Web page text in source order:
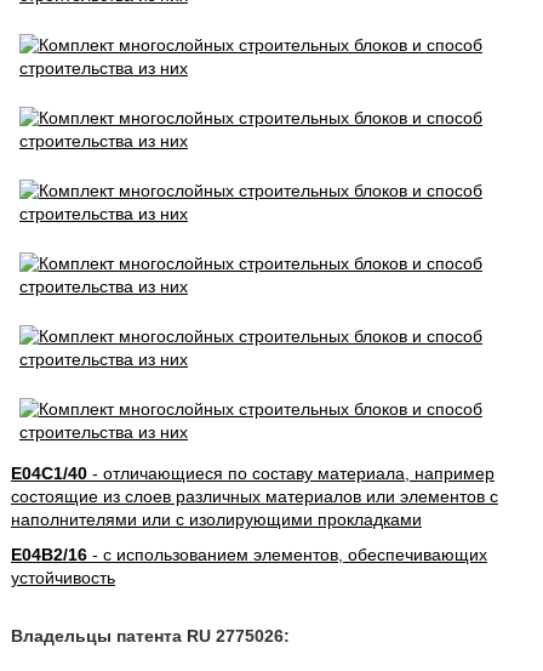
E04C1/40- отличающиеся по составу материала, например
состоящие из слоев различных материалов или элементов с
наполнителями или с изолирующими прокладками
E04B2/16- с использованием элементов, обеспечивающих
устойчивость
Владельцы патента RU 2775026: